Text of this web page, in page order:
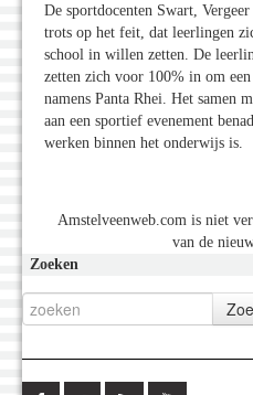
De sportdocenten Swart,
trots op het feit, dat leerlingen
school in willen zetten. De
zetten zich voor 100% in om een
namens Panta Rhei. Het samen
aan een sportief evenement
werken binnen het onderwijs is.
Amstelveenweb.com is niet
van de
Zoeken